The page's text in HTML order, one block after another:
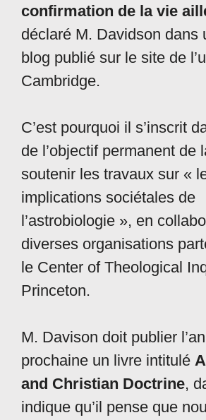
confirmation de la vie
déclaré M. Davidson dans
blog publié sur le site de
Cambridge.
C’est pourquoi il s’inscrit
de l’objectif permanent de
soutenir les travaux sur «
implications sociétales de
l’astrobiologie », en
diverses organisations
le Center of Theological
Princeton.
M. Davison doit publier
prochaine un livre intitulé
and Christian Doctrine,
indique qu’il pense que